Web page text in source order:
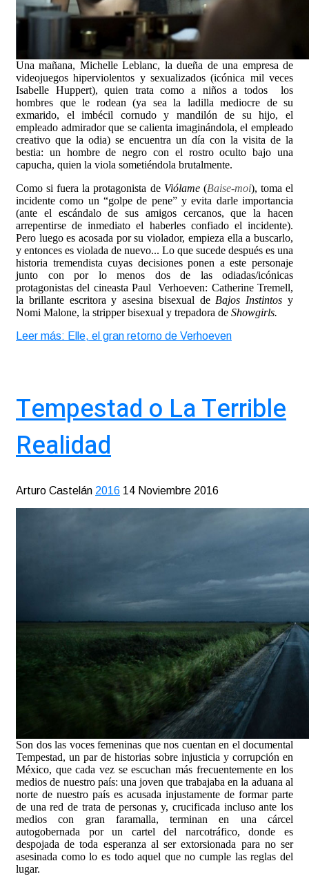
Una mañana, Michelle Leblanc, la dueña de una empresa de
videojuegos hiperviolentos y sexualizados (icónica mil veces
Isabelle Huppert), quien trata como a niños a todos los
hombres que le rodean (ya sea la ladilla mediocre de su
exmarido, el imbécil cornudo y mandilón de su hijo, el
empleado admirador que se calienta imaginándola, el empleado
creativo que la odia) se encuentra un día con la visita de la
bestia: un hombre de negro con el rostro oculto bajo una
capucha, quien la viola sometiéndola brutalmente.
Como si fuera la protagonista de Viólame (Baise-moi), toma el
incidente como un “golpe de pene” y evita darle importancia
(ante el escándalo de sus amigos cercanos, que la hacen
arrepentirse de inmediato el haberles confiado el incidente).
Pero luego es acosada por su violador, empieza ella a buscarlo,
y entonces es violada de nuevo... Lo que sucede después es una
historia tremendista cuyas decisiones ponen a este personaje
junto con por lo menos dos de las odiadas/icónicas
protagonistas del cineasta Paul Verhoeven: Catherine Tremell,
la brillante escritora y asesina bisexual de Bajos Instintos y
Nomi Malone, la stripper bisexual y trepadora de Showgirls.
Leer más: Elle, el gran retorno de Verhoeven
Tempestad o La Terrible
Realidad
Arturo Castelán 2016 14 Noviembre 2016
Son dos las voces femeninas que nos cuentan en el documental
Tempestad, un par de historias sobre injusticia y corrupción en
México, que cada vez se escuchan más frecuentemente en los
medios de nuestro país: una joven que trabajaba en la aduana al
norte de nuestro país es acusada injustamente de formar parte
de una red de trata de personas y, crucificada incluso ante los
medios con gran faramalla, terminan en una cárcel
autogobernada por un cartel del narcotráfico, donde es
despojada de toda esperanza al ser extorsionada para no ser
asesinada como lo es todo aquel que no cumple las reglas del
lugar.